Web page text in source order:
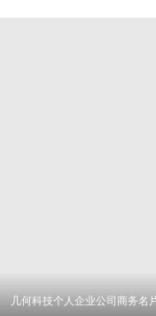
几何科技个人企业公司商务名